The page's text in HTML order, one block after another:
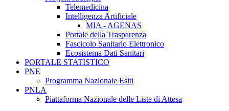
Telemedicina
Intelligenza Artificiale
MIA - AGENAS
Portale della Trasparenza
Fascicolo Sanitario Elettronico
Ecosistema Dati Sanitari
PORTALE STATISTICO
PNE
Programma Nazionale Esiti
PNLA
Piattaforma Nazionale delle Liste di Attesa